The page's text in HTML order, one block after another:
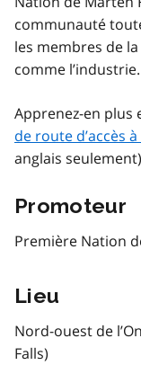
communauté
les membres de
comme l’industrie.
Apprenez-en plus
de route d’accès
anglais
Promoteur
Première Nation
Lieu
Nord-ouest de
Falls)